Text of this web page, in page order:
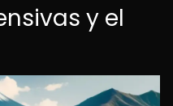
y el